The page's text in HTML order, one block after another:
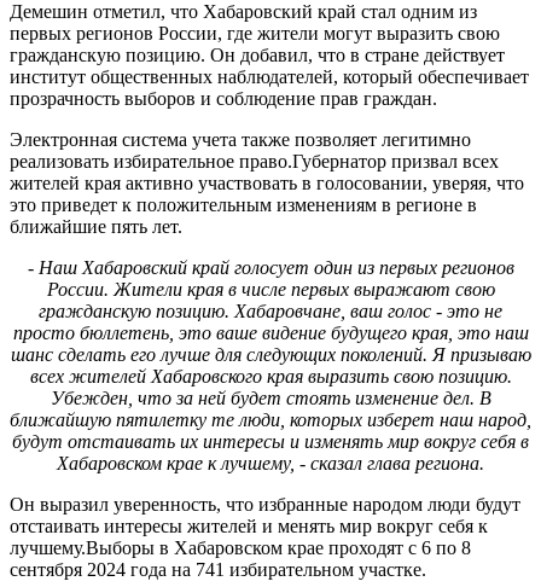
Демешин отметил, что Хабаровский край стал одним из
первых регионов России, где жители могут выразить свою
гражданскую позицию. Он добавил, что в стране действует
институт общественных наблюдателей, который обеспечивает
прозрачность выборов и соблюдение прав граждан.
Электронная система учета также позволяет легитимно
реализовать избирательное право.Губернатор призвал всех
жителей края активно участвовать в голосовании, уверяя, что
это приведет к положительным изменениям в регионе в
ближайшие пять лет.
- Наш Хабаровский край голосует один из первых регионов
России. Жители края в числе первых выражают свою
гражданскую позицию. Хабаровчане, ваш голос - это не
просто бюллетень, это ваше видение будущего края, это наш
шанс сделать его лучше для следующих поколений. Я призываю
всех жителей Хабаровского края выразить свою позицию.
Убежден, что за ней будет стоять изменение дел. В
ближайшую пятилетку те люди, которых изберет наш народ,
будут отстаивать их интересы и изменять мир вокруг себя в
Хабаровском крае к лучшему, - сказал глава региона.
Он выразил уверенность, что избранные народом люди будут
отстаивать интересы жителей и менять мир вокруг себя к
лучшему.Выборы в Хабаровском крае проходят с 6 по 8
сентября 2024 года на 741 избирательном участке.